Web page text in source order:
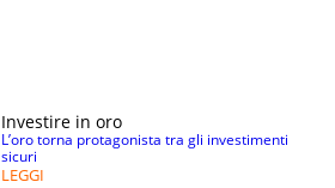
Investire in oro
L’oro torna protagonista tra gli investimenti
sicuri
LEGGI